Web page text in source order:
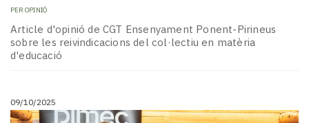
PER OPINIÓ
Article d'opinió de CGT Ensenyament Ponent-Pirineus
sobre les reivindicacions del col·lectiu en matèria
d'educació
09/10/2025